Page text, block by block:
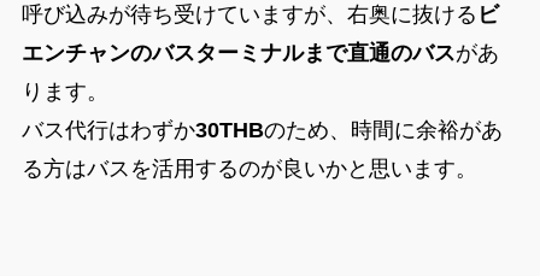
呼び込みが待ち受けていますが、右奥に抜ける ビ
エンチャンのバスターミナルまで直通のバスがあ
ります。
バス代行はわずか30THBのため、時間に余裕があ
る方はバスを活用するのが良いかと思います。